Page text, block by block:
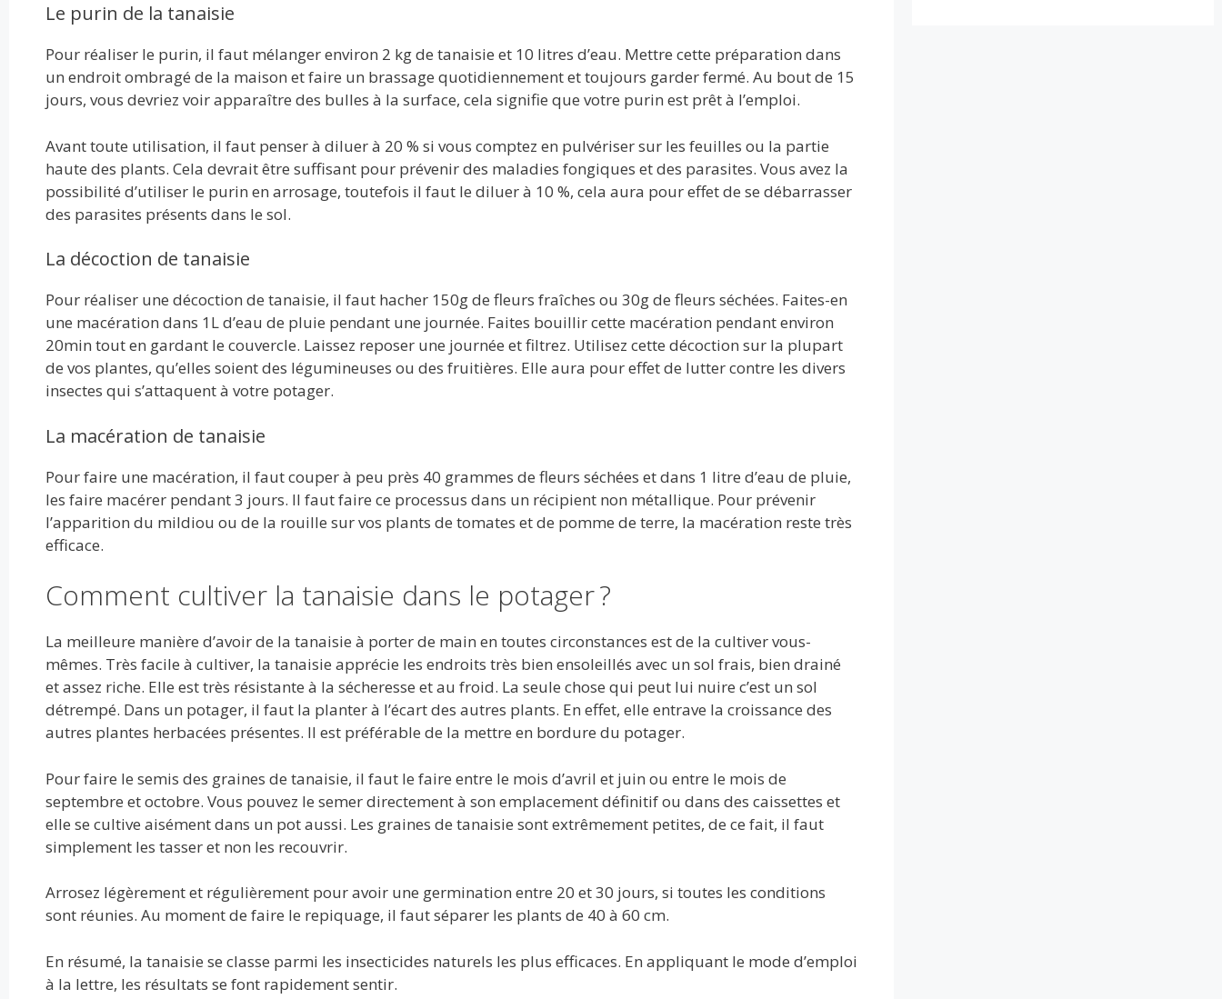
Le purin de la tanaisie
Pour réaliser le purin, il faut mélanger environ 2 kg de tanaisie et 10 litres d’eau. Mettre cette préparation dans
un endroit ombragé de la maison et faire un brassage quotidiennement et toujours garder fermé. Au bout de 15
jours, vous devriez voir apparaître des bulles à la surface, cela signifie que votre purin est prêt à l’emploi.
Avant toute utilisation, il faut penser à diluer à 20 % si vous comptez en pulvériser sur les feuilles ou la partie
haute des plants. Cela devrait être suffisant pour prévenir des maladies fongiques et des parasites. Vous avez la
possibilité d’utiliser le purin en arrosage, toutefois il faut le diluer à 10 %, cela aura pour effet de se débarrasser
des parasites présents dans le sol.
La décoction de tanaisie
Pour réaliser une décoction de tanaisie, il faut hacher 150g de fleurs fraîches ou 30g de fleurs séchées. Faites-en
une macération dans 1L d’eau de pluie pendant une journée. Faites bouillir cette macération pendant environ
20min tout en gardant le couvercle. Laissez reposer une journée et filtrez. Utilisez cette décoction sur la plupart
de vos plantes, qu’elles soient des légumineuses ou des fruitières. Elle aura pour effet de lutter contre les divers
insectes qui s’attaquent à votre potager.
La macération de tanaisie
Pour faire une macération, il faut couper à peu près 40 grammes de fleurs séchées et dans 1 litre d’eau de pluie,
les faire macérer pendant 3 jours. Il faut faire ce processus dans un récipient non métallique. Pour prévenir
l’apparition du mildiou ou de la rouille sur vos plants de tomates et de pomme de terre, la macération reste très
efficace.
Comment cultiver la tanaisie dans le potager ?
La meilleure manière d’avoir de la tanaisie à porter de main en toutes circonstances est de la cultiver vous-
mêmes. Très facile à cultiver, la tanaisie apprécie les endroits très bien ensoleillés avec un sol frais, bien drainé
et assez riche. Elle est très résistante à la sécheresse et au froid. La seule chose qui peut lui nuire c’est un sol
détrempé. Dans un potager, il faut la planter à l’écart des autres plants. En effet, elle entrave la croissance des
autres plantes herbacées présentes. Il est préférable de la mettre en bordure du potager.
Pour faire le semis des graines de tanaisie, il faut le faire entre le mois d’avril et juin ou entre le mois de
septembre et octobre. Vous pouvez le semer directement à son emplacement définitif ou dans des caissettes et
elle se cultive aisément dans un pot aussi. Les graines de tanaisie sont extrêmement petites, de ce fait, il faut
simplement les tasser et non les recouvrir.
Arrosez légèrement et régulièrement pour avoir une germination entre 20 et 30 jours, si toutes les conditions
sont réunies. Au moment de faire le repiquage, il faut séparer les plants de 40 à 60 cm.
En résumé, la tanaisie se classe parmi les insecticides naturels les plus efficaces. En appliquant le mode d’emploi
à la lettre, les résultats se font rapidement sentir.